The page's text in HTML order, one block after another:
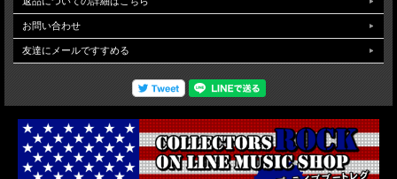
Kendrick Lamar - The Big Steppers Tour 2022 6月26日 ヨーロッパの伝統あるロ
ックフェス グラストンベリーでヘッドライナーを務めた際のperformanceをPro
収録したDVDとなります。6月よりスタートしたワールドツアーとなりツアー開始
2回目のステージとなったグラストンベリーでのライブでは、アルバム「Mr.
Morale & the Big Steppers」のプロモーションを兼ねている関係もあり新作よりの
楽曲がメインとなったセットが組まれ且つ壮大な演出に圧倒されるステージではま
さに飛ぶ鳥を落とす勢いが感じられ強いメッセージ性もあり素晴らしいライブが楽
しめます。映像クオリティは、Pro収録されたソースが使用され安定した高画質で
堪能できます。（NTSC Menu Chapter Region02）
お問い合わせ
友達にメールですすめる